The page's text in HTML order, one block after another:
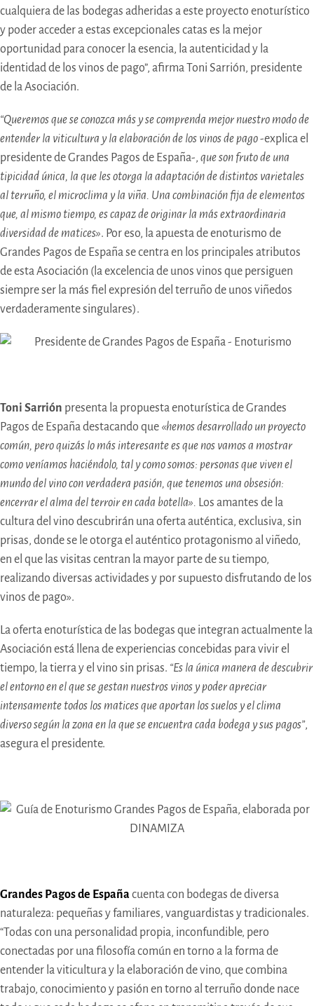
cualquiera de las bodegas adheridas a este proyecto enoturístico
y poder acceder a estas excepcionales catas es la mejor
oportunidad para conocer la esencia, la autenticidad y la
identidad de los vinos de pago”, afirma Toni Sarrión, presidente
de la Asociación.
“Queremos que se conozca más y se comprenda mejor nuestro modo de
entender la viticultura y la elaboración de los vinos de pago-explica el
presidente de Grandes Pagos de España-, que son fruto de una
tipicidad única, la que les otorga la adaptación de distintos varietales
al terruño, el microclima y la viña. Una combinación fija de elementos
que, al mismo tiempo, es capaz de originar la más extraordinaria
diversidad de matices». Por eso, la apuesta de enoturismo de
Grandes Pagos de España se centra en los principales atributos
de esta Asociación (la excelencia de unos vinos que persiguen
siempre ser la más fiel expresión del terruño de unos viñedos
verdaderamente singulares).
Toni Sarrión presenta la propuesta enoturística de Grandes
Pagos de España destacando que «hemos desarrollado un proyecto
común, pero quizás lo más interesante es que nos vamos a mostrar
como veníamos haciéndolo, tal y como somos: personas que viven el
mundo del vino con verdadera pasión, que tenemos una obsesión:
encerrar el alma del terroir en cada botella». Los amantes de la
cultura del vino descubrirán una oferta auténtica, exclusiva, sin
prisas, donde se le otorga el auténtico protagonismo al viñedo,
en el que las visitas centran la mayor parte de su tiempo,
realizando diversas actividades y por supuesto disfrutando de los
vinos de pago».
La oferta enoturística de las bodegas que integran actualmente la
Asociación está llena de experiencias concebidas para vivir el
tiempo, la tierra y el vino sin prisas. “Es la única manera de descubrir
el entorno en el que se gestan nuestros vinos y poder apreciar
intensamente todos los matices que aportan los suelos y el clima
diverso según la zona en la que se encuentra cada bodega y sus pagos”,
asegura el presidente.
Grandes Pagos de Españacuenta con bodegas de diversa
naturaleza: pequeñas y familiares, vanguardistas y tradicionales.
“Todas con una personalidad propia, inconfundible, pero
conectadas por una filosofía común en torno a la forma de
entender la viticultura y la elaboración de vino, que combina
trabajo, conocimiento y pasión en torno al terruño donde nace